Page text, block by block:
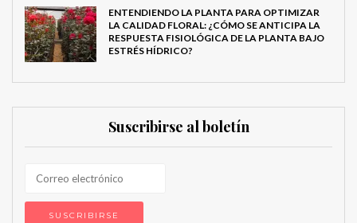
ENTENDIENDO LA PLANTA PARA OPTIMIZAR
LA CALIDAD FLORAL: ¿CÓMO SE ANTICIPA LA
RESPUESTA FISIOLÓGICA DE LA PLANTA BAJO
ESTRÉS HÍDRICO?
Suscribirse al boletín